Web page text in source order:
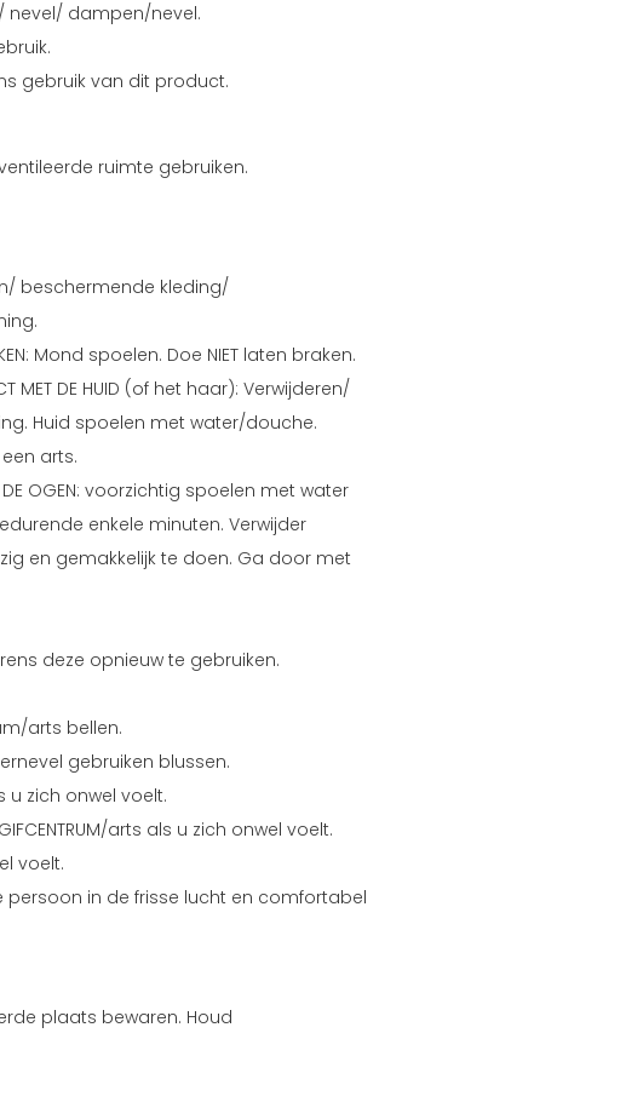
nevel/ dampen/nevel.
gebruik van dit product.
ruimte gebruiken.
beschermende kleding/
Mond spoelen. Doe NIET laten braken.
MET DE HUID (of het haar): Verwijderen/
Huid spoelen met water/douche.
een arts.
DE OGEN: voorzichtig spoelen met water
enkele minuten. Verwijder
en gemakkelijk te doen. Ga door met
deze opnieuw te gebruiken.
arts bellen.
gebruiken blussen.
u zich onwel voelt.
arts als u zich onwel voelt.
voelt.
persoon in de frisse lucht en comfortabel
plaats bewaren. Houd